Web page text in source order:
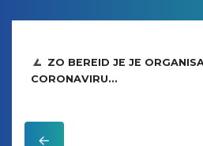
ZO BEREID JE JE
CORONAVIRU...